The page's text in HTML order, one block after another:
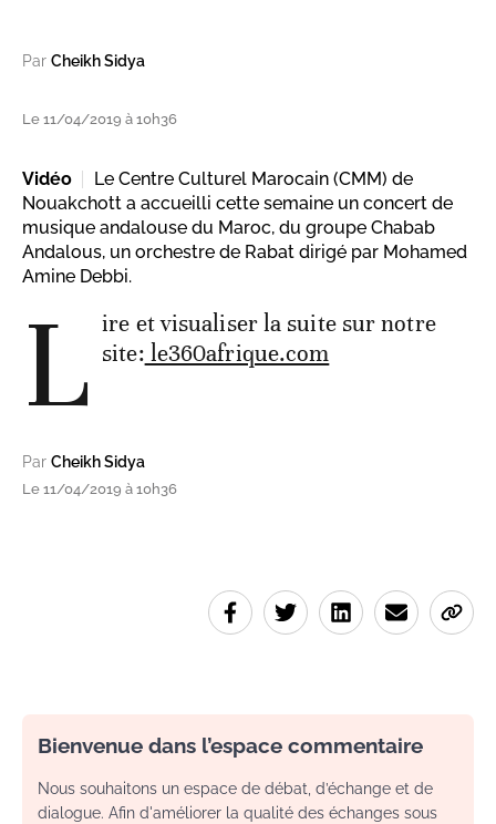
Par Cheikh Sidya
Le 11/04/2019 à 10h36
Vidéo
Le Centre Culturel Marocain (CMM) de
Nouakchott a accueilli cette semaine un concert de
musique andalouse du Maroc, du groupe Chabab
Andalous, un orchestre de Rabat dirigé par Mohamed
Amine Debbi.
L ire et visualiser la suite sur notre
site: le360afrique.com
Par Cheikh Sidya
Le 11/04/2019 à 10h36
Bienvenue dans l’espace commentaire
Nous souhaitons un espace de débat, d’échange et de
dialogue. Afin d'améliorer la qualité des échanges sous